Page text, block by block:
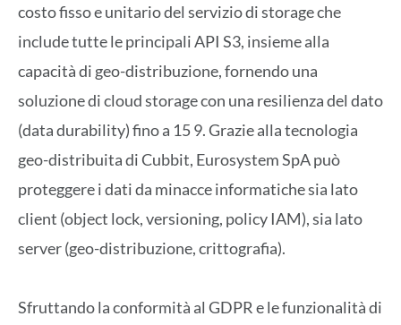
costo fisso e unitario del servizio di storage che
include tutte le principali API S3, insieme alla
capacità di geo-distribuzione, fornendo una
soluzione di cloud storage con una resilienza del dato
(data durability) fino a 15 9. Grazie alla tecnologia
geo-distribuita di Cubbit, Eurosystem SpA può
proteggere i dati da minacce informatiche sia lato
client (object lock, versioning, policy IAM), sia lato
server (geo-distribuzione, crittografia).
Sfruttando la conformità al GDPR e le funzionalità di